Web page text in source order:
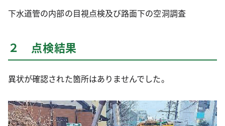
下水道管の内部の目視点検及び路面下の空洞調査
２ 点検結果
異状が確認された箇所はありませんでした。